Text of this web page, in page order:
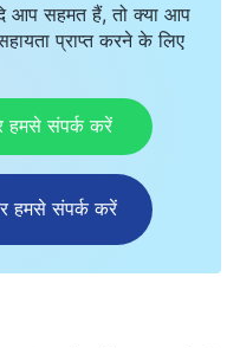
आप सहमत हैं, तो क्या आप
प्राप्त करने के लिए
हमसे संपर्क करें
हमसे संपर्क करें